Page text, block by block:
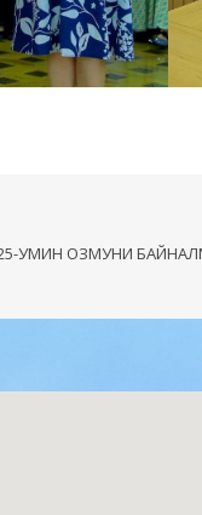
УМИН ОЗМУНИ